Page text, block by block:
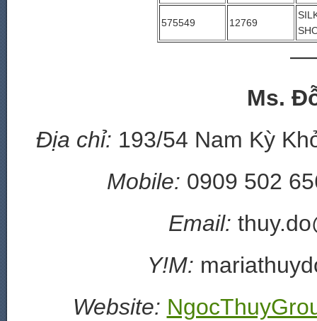
575549 12769
Ms.
Địa chỉ: 193/54 Nam Kỳ
Mobile: 0909 502
Email:
Y!M:
Website: